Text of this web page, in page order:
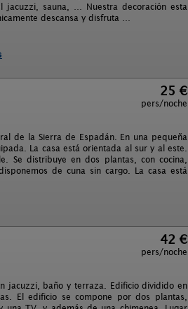
sauna, … Nuestra decoración esta
descansa y disfruta …
25 €
pers/noche
de la Sierra de Espadán. En una pequeña
La casa está orientada al sur y al este.
Se distribuye en dos plantas, con cocina,
de cuna sin cargo. La casa está
42 €
pers/noche
jacuzzi, baño y terraza. Edificio dividido en
El edificio se compone por dos plantas,